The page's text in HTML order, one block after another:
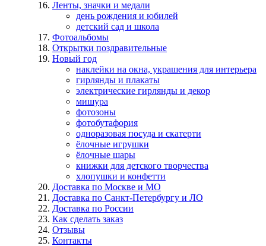
Ленты, значки и медали
день рождения и юбилей
детский сад и школа
Фотоальбомы
Открытки поздравительные
Новый год
наклейки на окна, украшения для интерьера
гирлянды и плакаты
электрические гирлянды и декор
мишура
фотозоны
фотобутафория
одноразовая посуда и скатерти
ёлочные игрушки
ёлочные шары
книжки для детского творчества
хлопушки и конфетти
Доставка по Москве и МО
Доставка по Санкт-Петербургу и ЛО
Доставка по России
Как сделать заказ
Отзывы
Контакты